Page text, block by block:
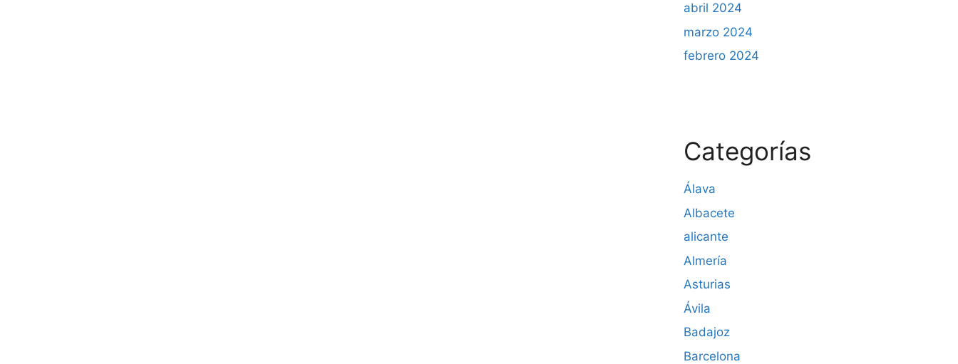
abril 2024
marzo 2024
febrero 2024
Categorías
Álava
Albacete
alicante
Almería
Asturias
Ávila
Badajoz
Barcelona